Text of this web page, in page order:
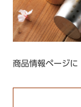
商品情報ページに